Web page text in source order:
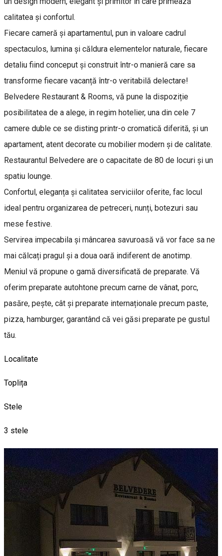
calitatea și confortul.
Fiecare cameră și apartamentul, pun in valoare cadrul
spectaculos, lumina și căldura elementelor naturale, fiecare
detaliu fiind conceput și construit într-o manieră care sa
transforme fiecare vacanță într-o veritabilă delectare!
Belvedere Restaurant & Rooms, vă pune la dispoziție
posibilitatea de a alege, in regim hotelier, una din cele 7
camere duble ce se disting printr-o cromatică diferită, și un
apartament, atent decorate cu mobilier modern și de calitate.
Restaurantul Belvedere are o capacitate de 80 de locuri și un
spatiu lounge.
Confortul, eleganța și calitatea serviciilor oferite, fac locul
ideal pentru organizarea de petreceri, nunți, botezuri sau
mese festive.
Servirea impecabila și mâncarea savuroasă vă vor face sa ne
mai călcați pragul și a doua oară indiferent de anotimp.
Meniul vă propune o gamă diversificată de preparate. Vă
oferim preparate autohtone precum carne de vânat, porc,
pasăre, pește, cât și preparate internaționale precum paste,
pizza, hamburger, garantând că vei găsi preparate pe gustul
tău.
Localitate
Toplița
Stele
3 stele